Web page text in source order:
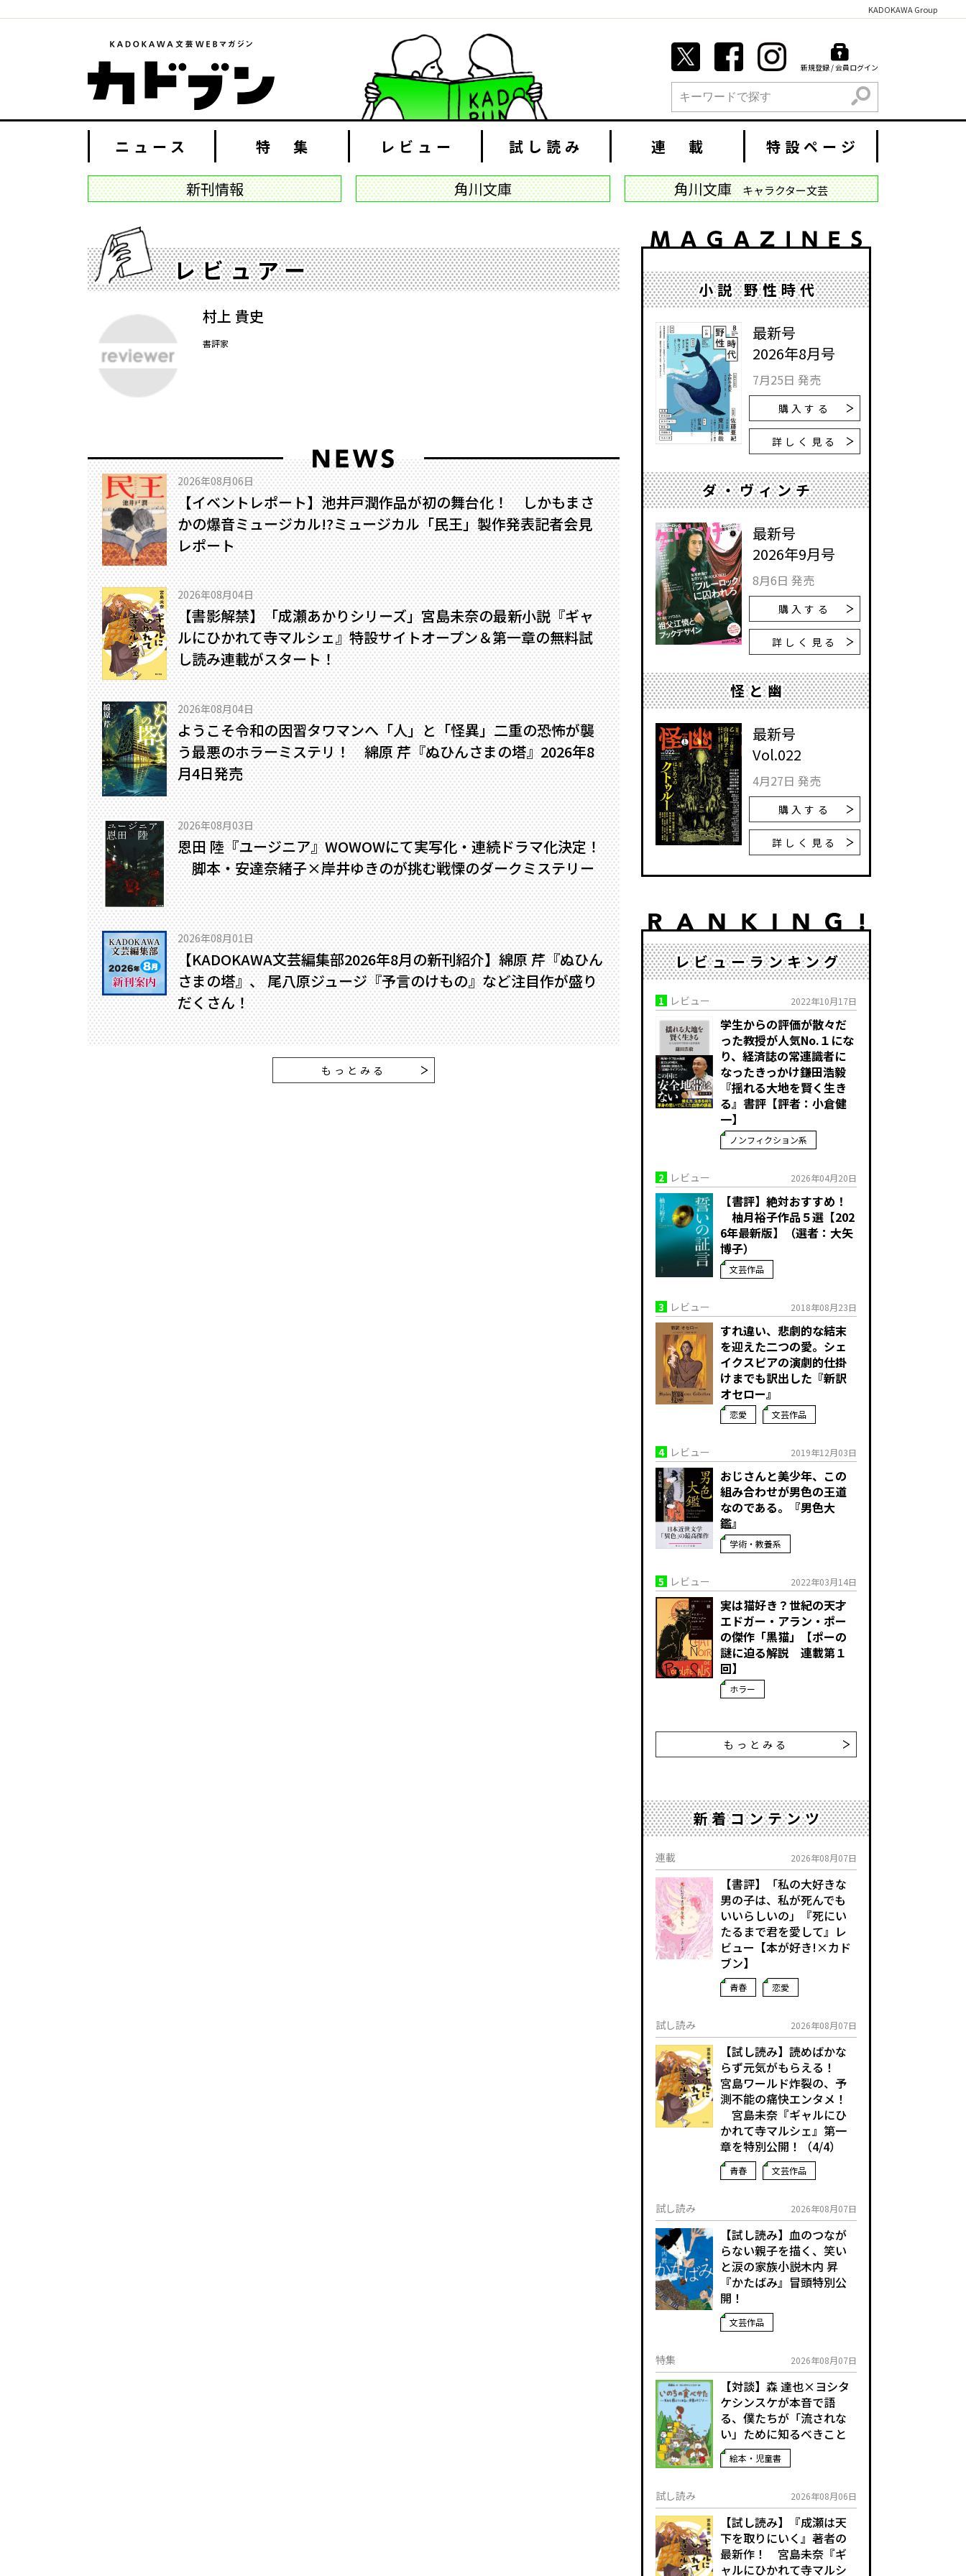
KADOKAWA Group
新規登録 / 会員ログイン
検索
ニュース 特 集 レビュー 試し読み 連 載 特設ページ
新刊情報 角川文庫 角川文庫 キャラクター文芸
レビュアー
村上 貴史
書評家
2026年08月06日
【イベントレポート】池井戸潤作品が初の舞台化！ しかもまさ
かの爆音ミュージカル!?――ミュージカル「民王」製作発表記者会見
レポート
2026年08月04日
【書影解禁】「成瀬あかりシリーズ」宮島未奈の最新小説『ギャ
ルにひかれて寺マルシェ』特設サイトオープン＆第一章の無料試
し読み連載がスタート！
2026年08月04日
ようこそ令和の因習タワマンへ――「人」と「怪異」二重の恐怖が襲
う最悪のホラーミステリ！ 綿原 芹『ぬひんさまの塔』2026年8
月4日発売
2026年08月03日
恩田 陸『ユージニア』WOWOWにて実写化・連続ドラマ化決定！
脚本・安達奈緒子×岸井ゆきのが挑む戦慄のダークミステリー
2026年08月01日
【KADOKAWA文芸編集部2026年8月の新刊紹介】綿原 芹『ぬひん
さまの塔』、 尾八原ジュージ『予言のけもの』など注目作が盛り
だくさん！
もっとみる
小説 野性時代
最新号
2026年8月号
7月25日 発売
購入する
詳しく見る
ダ・ヴィンチ
最新号
2026年9月号
8月6日 発売
購入する
詳しく見る
怪と幽
最新号
Vol.022
4月27日 発売
購入する
詳しく見る
レビューランキング
1 レビュー 2022年10月17日
学生からの評価が散々だ
った教授が人気No.１にな
り、経済誌の常連識者に
なったきっかけ――鎌田浩毅
『揺れる大地を賢く生き
る』書評【評者：小倉健
一】
ノンフィクション系
2 レビュー 2026年04月20日
【書評】絶対おすすめ！
柚月裕子作品５選【202
6年最新版】（選者：大矢
博子）
文芸作品
3 レビュー 2018年08月23日
すれ違い、悲劇的な結末
を迎えた二つの愛。シェ
イクスピアの演劇的仕掛
けまでも訳出した『新訳
オセロー』
恋愛 文芸作品
4 レビュー 2019年12月03日
おじさんと美少年、この
組み合わせが男色の王道
なのである。『男色大
鑑』
学術・教養系
5 レビュー 2022年03月14日
実は猫好き？世紀の天才
エドガー・アラン・ポー
の傑作「黒猫」【ポーの
謎に迫る解説 連載第１
回】
ホラー
もっとみる
新着コンテンツ
連載 2026年08月07日
【書評】「私の大好きな
男の子は、私が死んでも
いいらしいの」――『死にい
たるまで君を愛して』レ
ビュー【本が好き!×カド
ブン】
青春 恋愛
試し読み 2026年08月07日
【試し読み】読めばかな
らず元気がもらえる！
宮島ワールド炸裂の、予
測不能の痛快エンタメ！
宮島未奈『ギャルにひ
かれて寺マルシェ』第一
章を特別公開！（4/4）
青春 文芸作品
試し読み 2026年08月07日
【試し読み】血のつなが
らない親子を描く、笑い
と涙の家族小説――木内 昇
『かたばみ』冒頭特別公
開！
文芸作品
特集 2026年08月07日
【対談】森 達也×ヨシタ
ケシンスケが本音で語
る、僕たちが「流されな
い」ために知るべきこと
絵本・児童書
試し読み 2026年08月06日
【試し読み】『成瀬は天
下を取りにいく』著者の
最新作！ 宮島未奈『ギ
ャルにひかれて寺マルシ